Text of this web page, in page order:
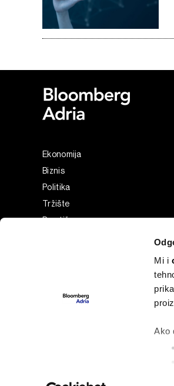
Mi i
Ako
Ekonomija
Biznis
Politika
Tržište
Prestiž